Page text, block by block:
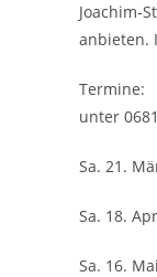
Joachim-
anbieten.
unter
Sa. 21.
Sa. 18.
Sa. 16. Mai